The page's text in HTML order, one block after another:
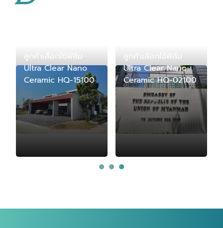
ลูกค้าเลือกใช้ฟิล์ม
Ultra Clear Nano
Ceramic HQ-15100
ลูกค้าเลือกใช้ฟิล์ม
Ultra Clear Nano
Ceramic HQ-02100